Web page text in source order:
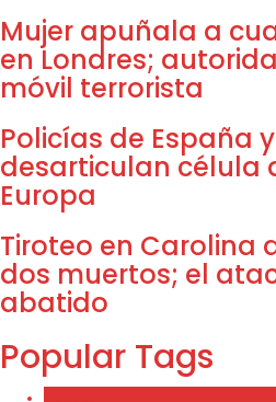
Mujer apuñala a
en Londres;
móvil terrorista
Policías de España
desarticulan célula
Europa
Tiroteo en Carolina
dos muertos; el
abatido
Popular Tags